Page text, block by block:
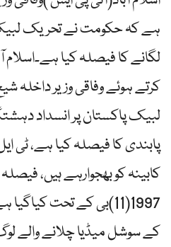
ہے کہ حکومت نے تحریک لبیک
لگانے کا فیصلہ کیا
کرتے ہوئے وفاقی وزیر داخلہ
لبیک پاکستان پر انسداد
پابندی کا فیصلہ کیا ہے، ٹی
کابینہ کو بھجوارہے ہیں، فیصلہ
1997(11)بی کے تحت
کے سوشل میڈیا چلانے والے